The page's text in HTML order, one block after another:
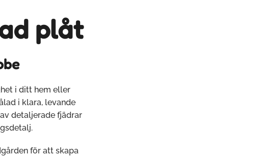
plåt
i ditt hem eller
i klara, levande
detaljerade fjädrar
för att skapa